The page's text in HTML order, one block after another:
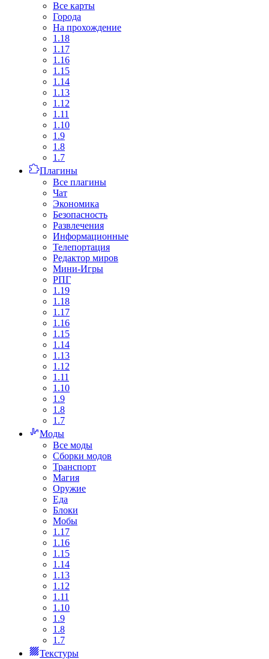
Все карты
Города
На прохождение
1.18
1.17
1.16
1.15
1.14
1.13
1.12
1.11
1.10
1.9
1.8
1.7
Плагины
Все плагины
Чат
Экономика
Безопасность
Развлечения
Информационные
Телепортация
Редактор миров
Мини-Игры
РПГ
1.19
1.18
1.17
1.16
1.15
1.14
1.13
1.12
1.11
1.10
1.9
1.8
1.7
Моды
Все моды
Сборки модов
Транспорт
Магия
Оружие
Еда
Блоки
Мобы
1.17
1.16
1.15
1.14
1.13
1.12
1.11
1.10
1.9
1.8
1.7
Текстуры